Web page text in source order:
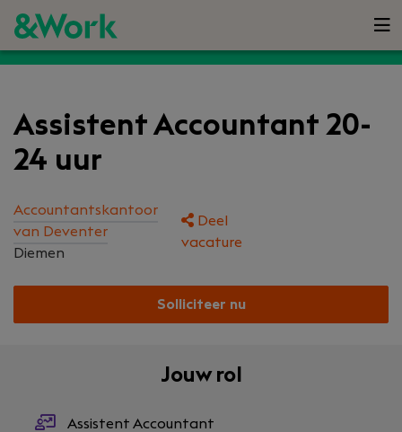
Assistent Accountant 20-
24 uur
Accountantskantoor
van Deventer
Diemen
Deel
vacature
Solliciteer nu
Jouw rol
Assistent Accountant